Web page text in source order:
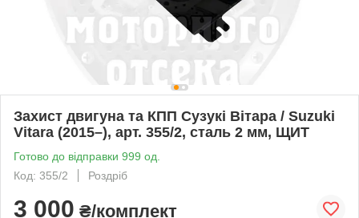
Захист двигуна та КПП Сузукі Вітара / Suzuki
Vitara (2015–), арт. 355/2, сталь 2 мм, ЩИТ
Готово до відправки 999 од.
Код: 355/2
Роздріб
3 000 ₴/комплект